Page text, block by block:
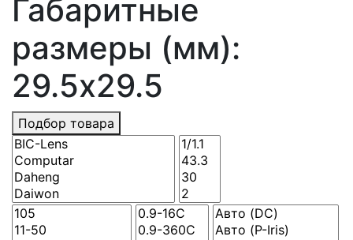
Габаритные
размеры (мм):
29.5x29.5
Подбор товара